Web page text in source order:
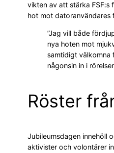
vikten av att stärka FSF:s
hot mot datoranvändares
”Jag vill både
nya hoten mot
samtidigt välkomna
någonsin in i
Röster
Jubileumsdagen innehöll
aktivister och volontärer